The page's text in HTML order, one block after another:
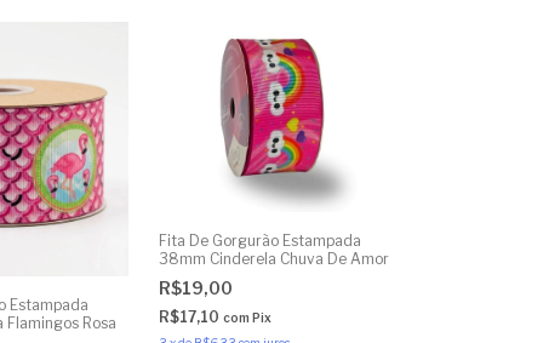
Estampada
Rosa
Fita De Gorgurão Estampada
38mm Cinderela Chuva De Amor
R$19,00
R$17,10 com Pix